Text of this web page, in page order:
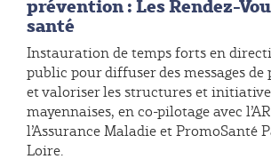
santé
Instauration de temps forts en
public pour diffuser des messages
et valoriser les structures et
mayennaises, en co-pilotage avec
l’Assurance Maladie et PromoSanté
Loire.